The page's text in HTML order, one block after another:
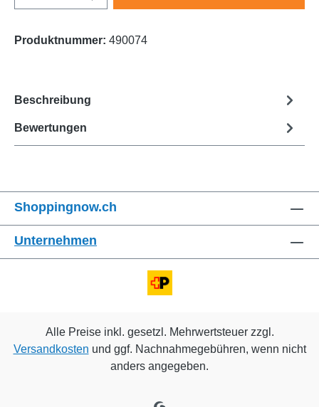
Produktnummer: 490074
Beschreibung
Bewertungen
Shoppingnow.ch
Unternehmen
Alle Preise inkl. gesetzl. Mehrwertsteuer zzgl.
Versandkosten und ggf. Nachnahmegebühren, wenn nicht
anders angegeben.